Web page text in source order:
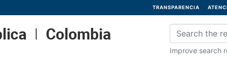
TRANSPARENCIA
Improve search